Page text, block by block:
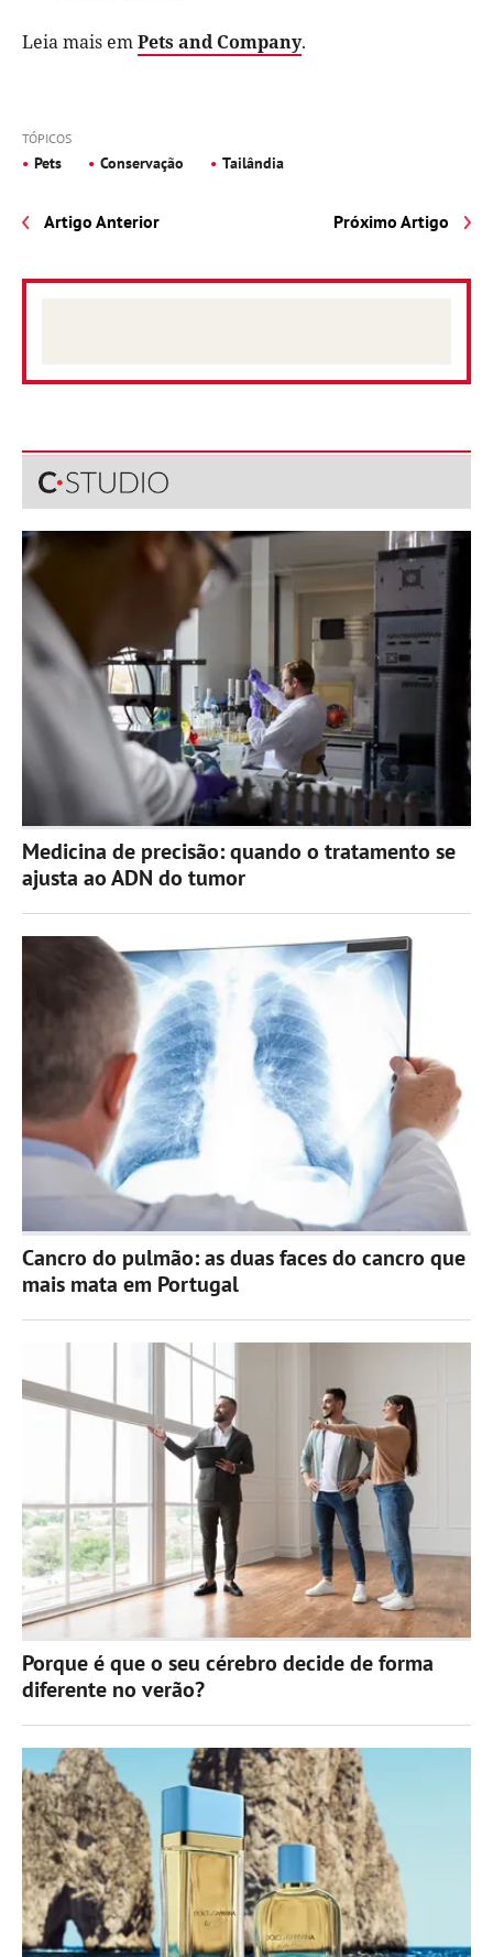
Leia mais emPets and Company.
TÓPICOS
Pets Conservação Tailândia
Artigo Anterior Próximo Artigo
Medicina de precisão: quando o tratamento se
ajusta ao ADN do tumor
Cancro do pulmão: as duas faces do cancro que
mais mata em Portugal
Porque é que o seu cérebro decide de forma
diferente no verão?